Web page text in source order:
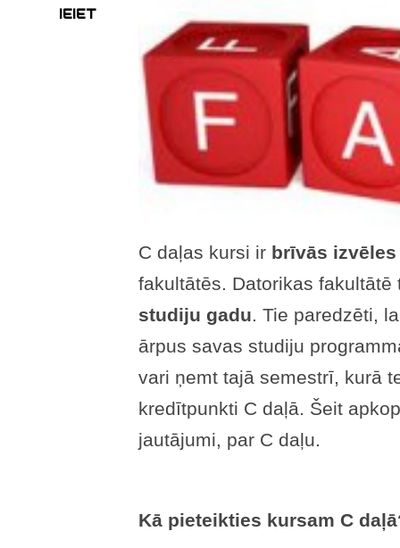
IEIET
C daļas kursi ir brīvās
fakultātēs. Datorikas
studiju gadu. Tie paredzēti,
ārpus savas studiju
vari ņemt tajā semestrī, kurā
kredītpunkti C daļā. Šeit
jautājumi, par C daļu.
Kā pieteikties kursam C